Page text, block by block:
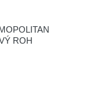
ROH